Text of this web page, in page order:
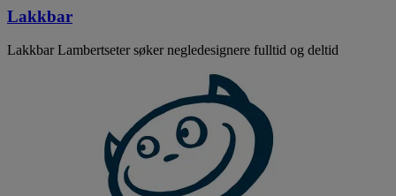
Lakkbar
Lakkbar Lambertseter søker negledesignere fulltid og deltid